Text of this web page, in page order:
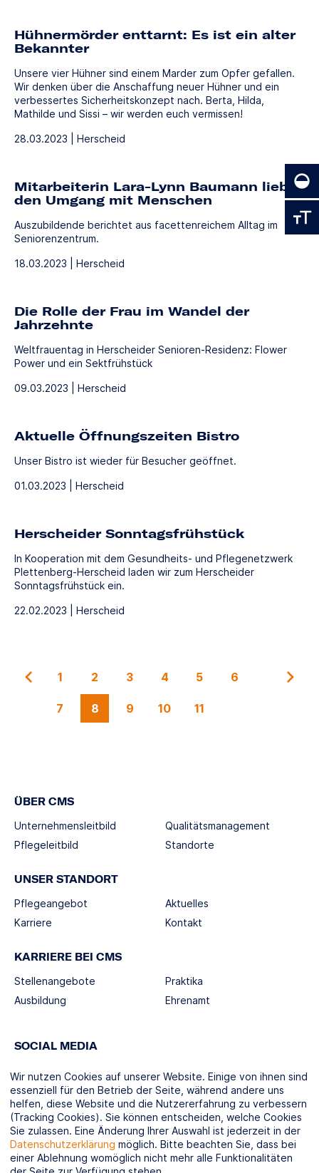
Hühnermörder enttarnt: Es ist ein alter
Bekannter
Unsere vier Hühner sind einem Marder zum Opfer gefallen.
Wir denken über die Anschaffung neuer Hühner und ein
verbessertes Sicherheitskonzept nach. Berta, Hilda,
Mathilde und Sissi – wir werden euch vermissen!
28.03.2023 | Herscheid
Mitarbeiterin Lara-Lynn Baumann liebt
den Umgang mit Menschen
Auszubildende berichtet aus facettenreichem Alltag im
Seniorenzentrum.
18.03.2023 | Herscheid
Die Rolle der Frau im Wandel der
Jahrzehnte
Weltfrauentag in Herscheider Senioren-Residenz: Flower
Power und ein Sektfrühstück
09.03.2023 | Herscheid
Aktuelle Öffnungszeiten Bistro
Unser Bistro ist wieder für Besucher geöffnet.
01.03.2023 | Herscheid
Herscheider Sonntagsfrühstück
In Kooperation mit dem Gesundheits- und Pflegenetzwerk
Plettenberg-Herscheid laden wir zum Herscheider
Sonntagsfrühstück ein.
22.02.2023 | Herscheid
1 2 3 4 5 6
7 8 9 10 11
ÜBER CMS
Unternehmensleitbild
Pflegeleitbild
Qualitätsmanagement
Standorte
UNSER STANDORT
Pflegeangebot
Karriere
Aktuelles
Kontakt
KARRIERE BEI CMS
Stellenangebote
Ausbildung
Praktika
Ehrenamt
SOCIAL MEDIA
KOOPERATIONSPARTNER
Wir nutzen Cookies auf unserer Website. Einige von ihnen sind
essenziell für den Betrieb der Seite, während andere uns
helfen, diese Website und die Nutzererfahrung zu verbessern
(Tracking Cookies). Sie können entscheiden, welche Cookies
Sie zulassen. Eine Änderung Ihrer Auswahl ist jederzeit in der
Datenschutzerklärung möglich. Bitte beachten Sie, dass bei
einer Ablehnung womöglich nicht mehr alle Funktionalitäten